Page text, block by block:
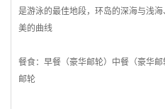
是游泳的最佳地段，环岛的深海与浅
美的曲线
餐食：早餐（豪华邮轮）中餐（豪华
邮轮